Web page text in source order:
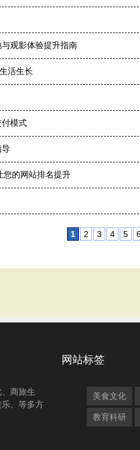
观影体验提升指南
活生长
模式
您的网站排名提升
1 2 3 4 5
商旅生
、等多方
网站标签
美食文化
教育科研